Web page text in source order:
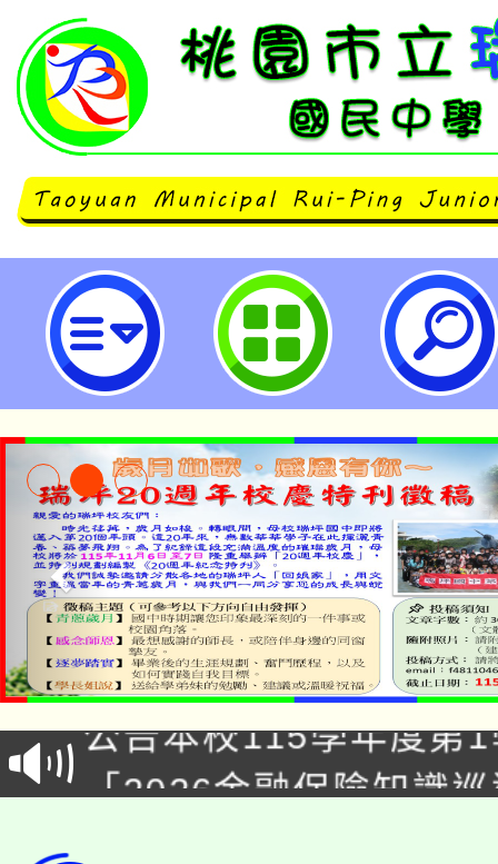
「113年度金融基礎教育成果發表
禮」-桃園市立瑞坪國民中學
淨零綠領人才培育課程
代理(課)教師甄選結果
「2026金融保險知識